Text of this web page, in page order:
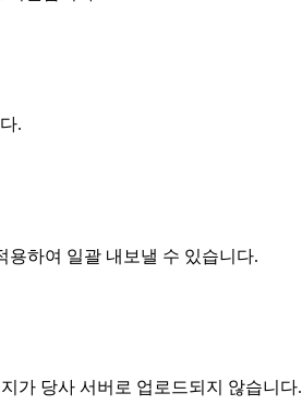
.
용하여 일괄 내보낼 수 있습니다.
가 당사 서버로 업로드되지 않습니다.